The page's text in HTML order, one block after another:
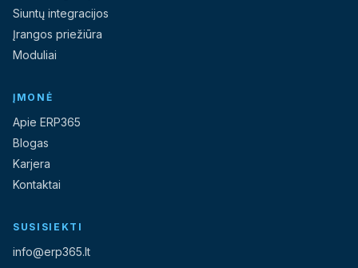
Siuntų integracijos
Įrangos priežiūra
Moduliai
ĮMONĖ
Apie ERP365
Blogas
Karjera
Kontaktai
SUSISIEKTI
info@erp365.lt